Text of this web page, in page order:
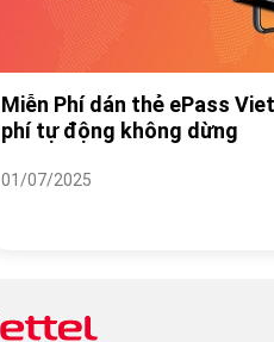
Miễn Phí dán thẻ ePass
phí tự động không dừng
01/07/2025